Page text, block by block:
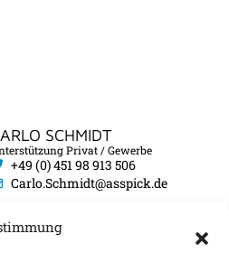
SCHMIDT
Privat / Gewerbe
+49 (0) 451 98 913 506
Carlo.Schmidt@asspick.de